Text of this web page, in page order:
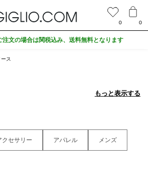
ス
もっと表示する
もっと表示する
クセサリー アパレル メンズ
0 0
レットエリアでさらに10%割引